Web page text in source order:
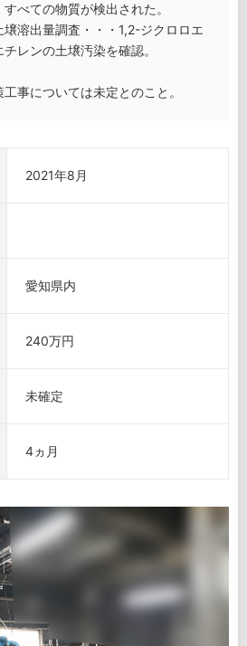
べての物質が検出された。
壌溶出量調査・・・1,2-ジクロロエ
レンの土壌汚染を確認。
事については未定とのこと。
2021年8月
愛知県内
240万円
未確定
4ヵ月